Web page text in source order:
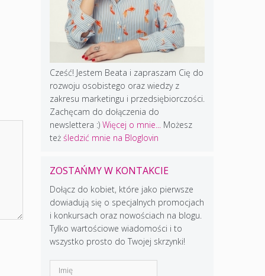
Cześć! Jestem Beata i zapraszam Cię do
rozwoju osobistego oraz wiedzy z
zakresu marketingu i przedsiębiorczości.
Zachęcam do dołączenia do
newslettera :) Więcej o mnie...
Możesz
też śledzić mnie na Bloglovin
ZOSTAŃMY W KONTAKCIE
Dołącz do kobiet, które jako pierwsze
dowiadują się o specjalnych promocjach
i konkursach oraz nowościach na blogu.
Tylko wartościowe wiadomości i to
wszystko prosto do Twojej skrzynki!